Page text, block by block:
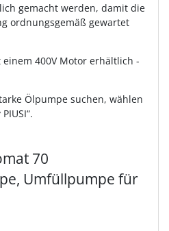
gemacht werden, damit die
ordnungsgemäß gewartet
400V Motor erhältlich -
Ölpumpe suchen, wählen
70
Umfüllpumpe für